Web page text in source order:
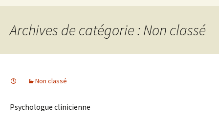
Archives de catégorie : Non classé
Non classé
Psychologue clinicienne